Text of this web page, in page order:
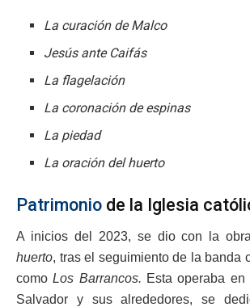
La curación de Malco
Jesús ante Caifás
La flagelación
La coronación de espinas
La piedad
La oración del huerto
Patrimonio de la Iglesia
A inicios del 2023, se dio con la
huerto, tras el seguimiento de la banda
comoLos Barrancos. Esta operaba en
Salvador y sus alrededores, se